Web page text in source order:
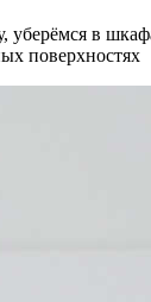
в
поверхностях